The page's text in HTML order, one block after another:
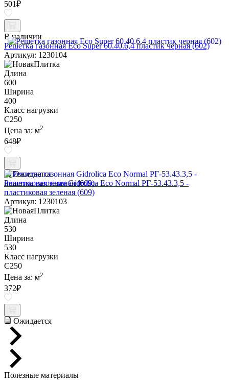
501₽
В наличии
Решетка газонная Eco Super 60.40.6,4 пластик черная (602)
Артикул: 1230104
Длина
600
Ширина
400
Класс нагрузки
C250
Цена за: м2
648₽
Ожидается
Решетка газонная Gidrolica Eco Normal РГ-53.43.3,5 -
пластиковая зеленая (609)
Артикул: 1230103
Длина
530
Ширина
530
Класс нагрузки
C250
Цена за: м2
372₽
Ожидается
Полезные материалы